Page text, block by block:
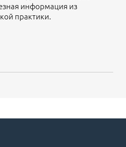
информация из
практики.